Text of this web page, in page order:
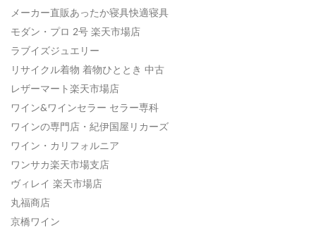
メーカー直販あったか寝具快適寝具
モダン・プロ 2号 楽天市場店
ラブイズジュエリー
リサイクル着物 着物ひととき 中古
レザーマート楽天市場店
ワイン&ワインセラー セラー専科
ワインの専門店・紀伊国屋リカーズ
ワイン・カリフォルニア
ワンサカ楽天市場支店
ヴィレイ 楽天市場店
丸福商店
京橋ワイン